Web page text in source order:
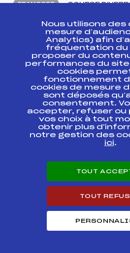
FDAM0055 COURSE
Abonnez-vous à
Recevez l’actualité de la FFS,
de France.
adresse email pour m’envoyer
promotionnelles de la FFS ou de ses
Nous utilisons des
mesure
Analytics) afin
fréquentation du
proposer du
performances du
cookies
fonctionnement
cookies de mesure
sont déposés
consentement.
accepter, refuser ou
vos choix à tout
obtenir plus
notre gestion des
ici.
TOUT
TOUT